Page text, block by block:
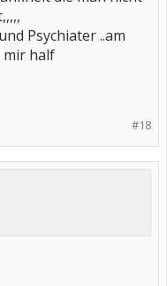
Psychiater ..am
mir half
#18